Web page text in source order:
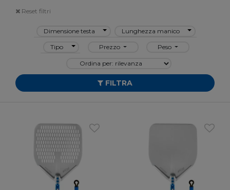
Reset filtri
Dimensione testa Lunghezza manico
Tipo Prezzo Peso
FILTRA